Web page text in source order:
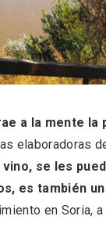
a la mente la
elaboradoras
se les
es también
en Soria,
El
de